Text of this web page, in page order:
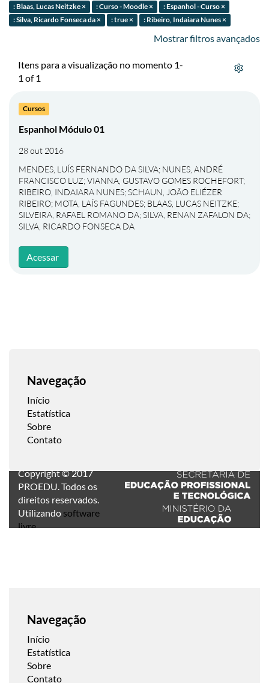
: Blaas, Lucas Neitzke × : Curso - Moodle ×
: Espanhol - Curso ×
: Silva, Ricardo Fonseca da ×
: true × : Ribeiro, Indaiara Nunes ×
Mostrar filtros avançados
Itens para a visualização no momento 1-
1 of 1
Cursos
Espanhol Módulo 01
28 out 2016
MENDES, LUÍS FERNANDO DA SILVA; NUNES, ANDRÉ
FRANCISCO LUZ;VIANNA, GUSTAVO GOMES ROCHEFORT;
RIBEIRO, INDAIARA NUNES;SCHAUN, JOÃO ELIÉZER
RIBEIRO; MOTA, LAÍS FAGUNDES; BLAAS, LUCAS NEITZKE;
SILVEIRA, RAFAEL ROMANO DA;SILVA, RENAN ZAFALON DA;
SILVA, RICARDO FONSECA DA
Acessar
Navegação
Início
Estatística
Sobre
Contato
Copyright © 2017
PROEDU. Todos os
direitos reservados.
Utilizando software
livre.
Navegação
Início
Estatística
Sobre
Contato